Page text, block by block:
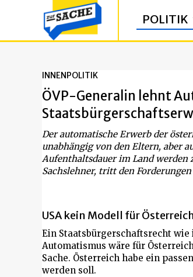
POLITIK
INNENPOLITIK
ÖVP-Generalin lehnt
Der automatische Erwerb der
unabhängig von den Eltern, aber
Aufenthaltsdauer im Land werden
Sachslehner, tritt den
USA kein Modell für
Ein Staatsbürgerschaftsrecht
Automatismus wäre für
Sache. Österreich habe ein
werden soll.